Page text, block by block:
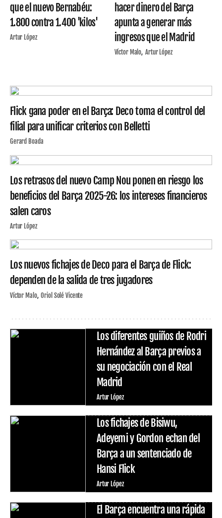
que el nuevo Bernabéu:
1.800 contra 1.400 'kilos'
Artur López
hacer dinero del Barça
apunta a generar más
ingresos que el Madrid
Víctor Malo Artur López
Flick gana poder en el Barça: Deco toma el control del
filial para unificar criterios con Belletti
Gerard Boada
Los retrasos del nuevo Camp Nou ponen en riesgo los
beneficios del Barça 2025-26: los intereses financieros
salen caros
Artur López
Los nuevos fichajes de Deco para el Barça de Flick:
dependen de la salida de tres jugadores
Víctor Malo Oriol Solé Vicente
Los diferentes guiños de Rodri
Hernández al Barça previos a
su negociación con el Real
Madrid
Artur López
Los fichajes de Bisiwu,
Adeyemi y Gordon echan del
Barça a un sentenciado de
Hansi Flick
Artur López
El Barça encuentra una rápida